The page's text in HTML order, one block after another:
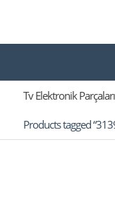
Tv Elektronik Parçaları
Products tagged